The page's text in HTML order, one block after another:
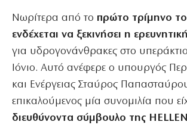
Νωρίτερα από το πρώτο τρίμηνο
ενδέχεται να ξεκινήσει η
για υδρογονάνθρακες στο
Ιόνιο. Αυτό ανέφερε ο υπουργός
και Ενέργειας Σταύρος
επικαλούμενος μία συνομιλία που
διευθύνοντα σύμβουλο της